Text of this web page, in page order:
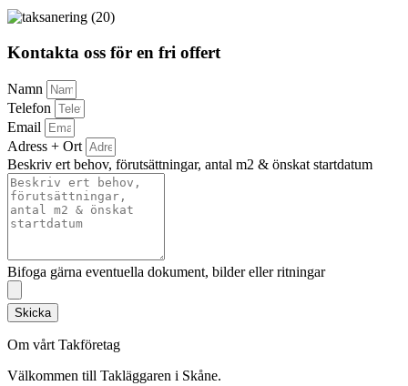
Kontakta oss för en fri offert
Namn
Telefon
Email
Adress + Ort
Beskriv ert behov, förutsättningar, antal m2 & önskat startdatum
Bifoga gärna eventuella dokument, bilder eller ritningar
Skicka
Om vårt Takföretag
Välkommen till Takläggaren i Skåne.